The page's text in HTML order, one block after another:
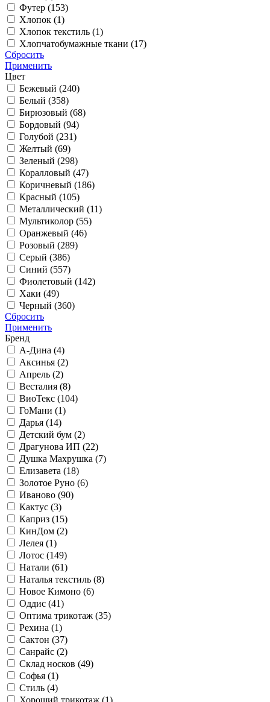
Футер (153)
Хлопок (1)
Хлопок текстиль (1)
Хлопчатобумажные ткани (17)
Сбросить
Применить
Цвет
Бежевый (240)
Белый (358)
Бирюзовый (68)
Бордовый (94)
Голубой (231)
Желтый (69)
Зеленый (298)
Коралловый (47)
Коричневый (186)
Красный (105)
Металлический (11)
Мультиколор (55)
Оранжевый (46)
Розовый (289)
Серый (386)
Синий (557)
Фиолетовый (142)
Хаки (49)
Черный (360)
Сбросить
Применить
Бренд
А-Дина (4)
Аксинья (2)
Апрель (2)
Весталия (8)
ВиоТекс (104)
ГоМани (1)
Дарья (14)
Детский бум (2)
Драгунова ИП (22)
Душка Махрушка (7)
Елизавета (18)
Золотое Руно (6)
Иваново (90)
Кактус (3)
Каприз (15)
КинДом (2)
Лелея (1)
Лотос (149)
Натали (61)
Наталья текстиль (8)
Новое Кимоно (6)
Оддис (41)
Оптима трикотаж (35)
Рехина (1)
Сактон (37)
Санрайс (2)
Склад носков (49)
Софья (1)
Стиль (4)